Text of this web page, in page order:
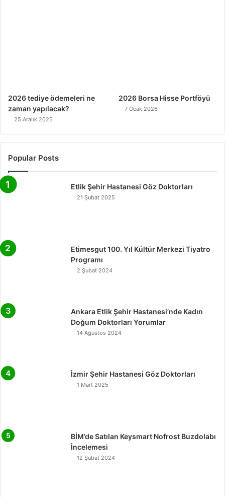
2026 tediye ödemeleri ne
zaman yapılacak?
25 Aralık 2025
2026 Borsa Hisse Portföyü
7 Ocak 2026
Popular Posts
Etlik Şehir Hastanesi Göz Doktorları
21 Şubat 2025
Etimesgut 100. Yıl Kültür Merkezi Tiyatro
Programı
2 Şubat 2024
Ankara Etlik Şehir Hastanesi’nde Kadın
Doğum Doktorları Yorumlar
14 Ağustos 2024
İzmir Şehir Hastanesi Göz Doktorları
1 Mart 2025
BİM’de Satılan Keysmart Nofrost Buzdolabı
İncelemesi
12 Şubat 2024